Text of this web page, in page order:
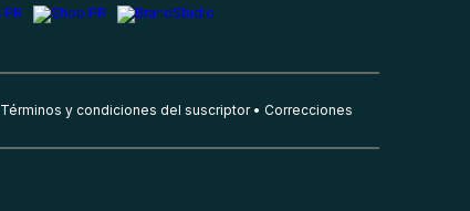
Términos y condiciones del suscriptor Correcciones